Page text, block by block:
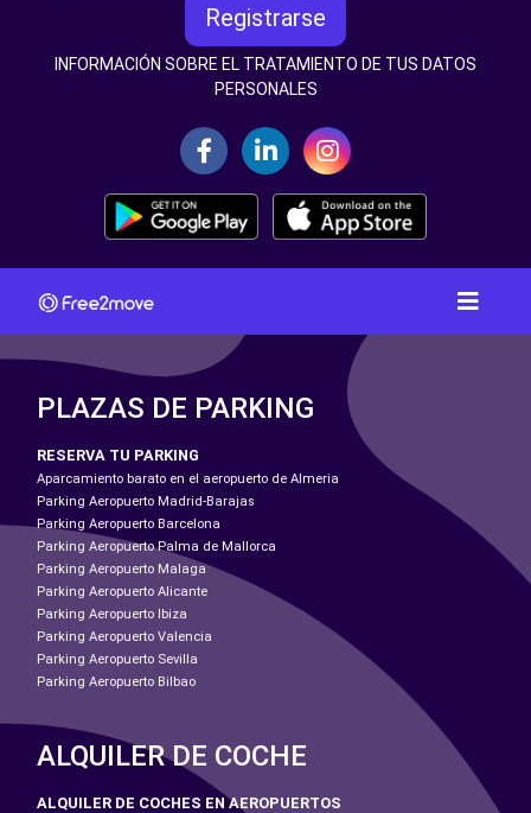
Registrarse
INFORMACIÓN SOBRE EL TRATAMIENTO DE TUS DATOS
PERSONALES
PLAZAS DE PARKING
RESERVA TU PARKING
Aparcamiento barato en el aeropuerto de Almeria
Parking Aeropuerto Madrid-Barajas
Parking Aeropuerto Barcelona
Parking Aeropuerto Palma de Mallorca
Parking Aeropuerto Malaga
Parking Aeropuerto Alicante
Parking Aeropuerto Ibiza
Parking Aeropuerto Valencia
Parking Aeropuerto Sevilla
Parking Aeropuerto Bilbao
ALQUILER DE COCHE
ALQUILER DE COCHES EN AEROPUERTOS